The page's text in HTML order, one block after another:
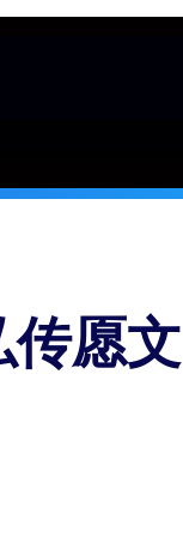
愿文